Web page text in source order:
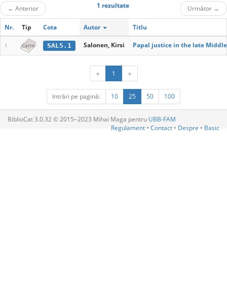
← Anterior 1 rezultate Următor →
Nr. Tip Cota Autor Titlu
1 Carte SAL5.1 Salonen, Kirsi Papal justice in the late Middle
« 1 »
Intrări pe pagină: 10 25 50 100
BiblioCat 3.0.32 © 2015‒2023 Mihai Maga pentru UBB-FAM
Regulament • Contact • Despre • Basic